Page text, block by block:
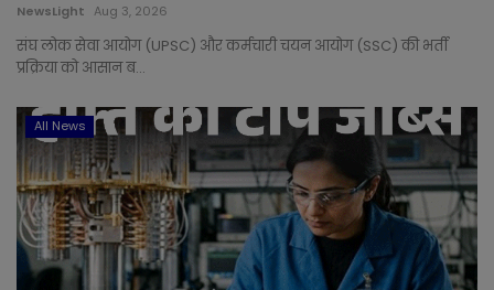
NewsLight Aug 3, 2026
संघ लोक सेवा आयोग (UPSC) और कर्मचारी चयन आयोग (SSC) की भर्ती
प्रक्रिया को आसान ब...
All News